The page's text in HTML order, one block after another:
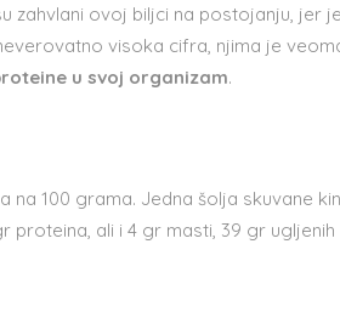
zahvlani ovoj biljci na postojanju, jer
visoka cifra, njima je
u svoj organizam.
na 100 grama. Jedna šolja skuvane
proteina, ali i 4 gr masti, 39 gr